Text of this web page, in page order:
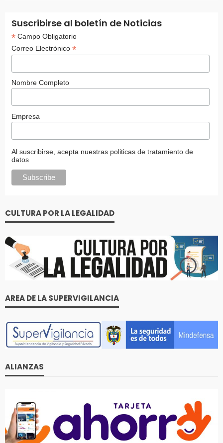
Suscribirse al boletín de Noticias
*Campo Obligatorio
Correo Electrónico *
Nombre Completo
Empresa
Al suscribirse, acepta nuestras politicas de tratamiento de
datos
CULTURA POR LA LEGALIDAD
AREA DE LA SUPERVIGILANCIA
ALIANZAS